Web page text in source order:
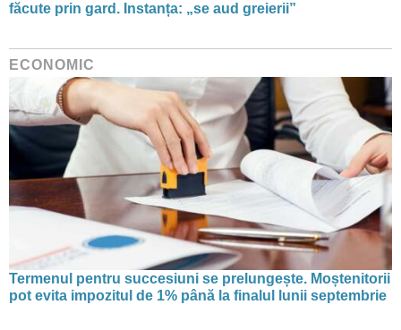
făcute prin gard. Instanța: „se aud greierii”
ECONOMIC
Termenul pentru succesiuni se prelungește. Moștenitorii
pot evita impozitul de 1% până la finalul lunii septembrie